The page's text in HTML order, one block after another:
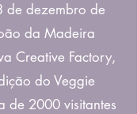
de dezembro de
da Madeira
Creative Factory,
do Veggie
de 2000 visitantes